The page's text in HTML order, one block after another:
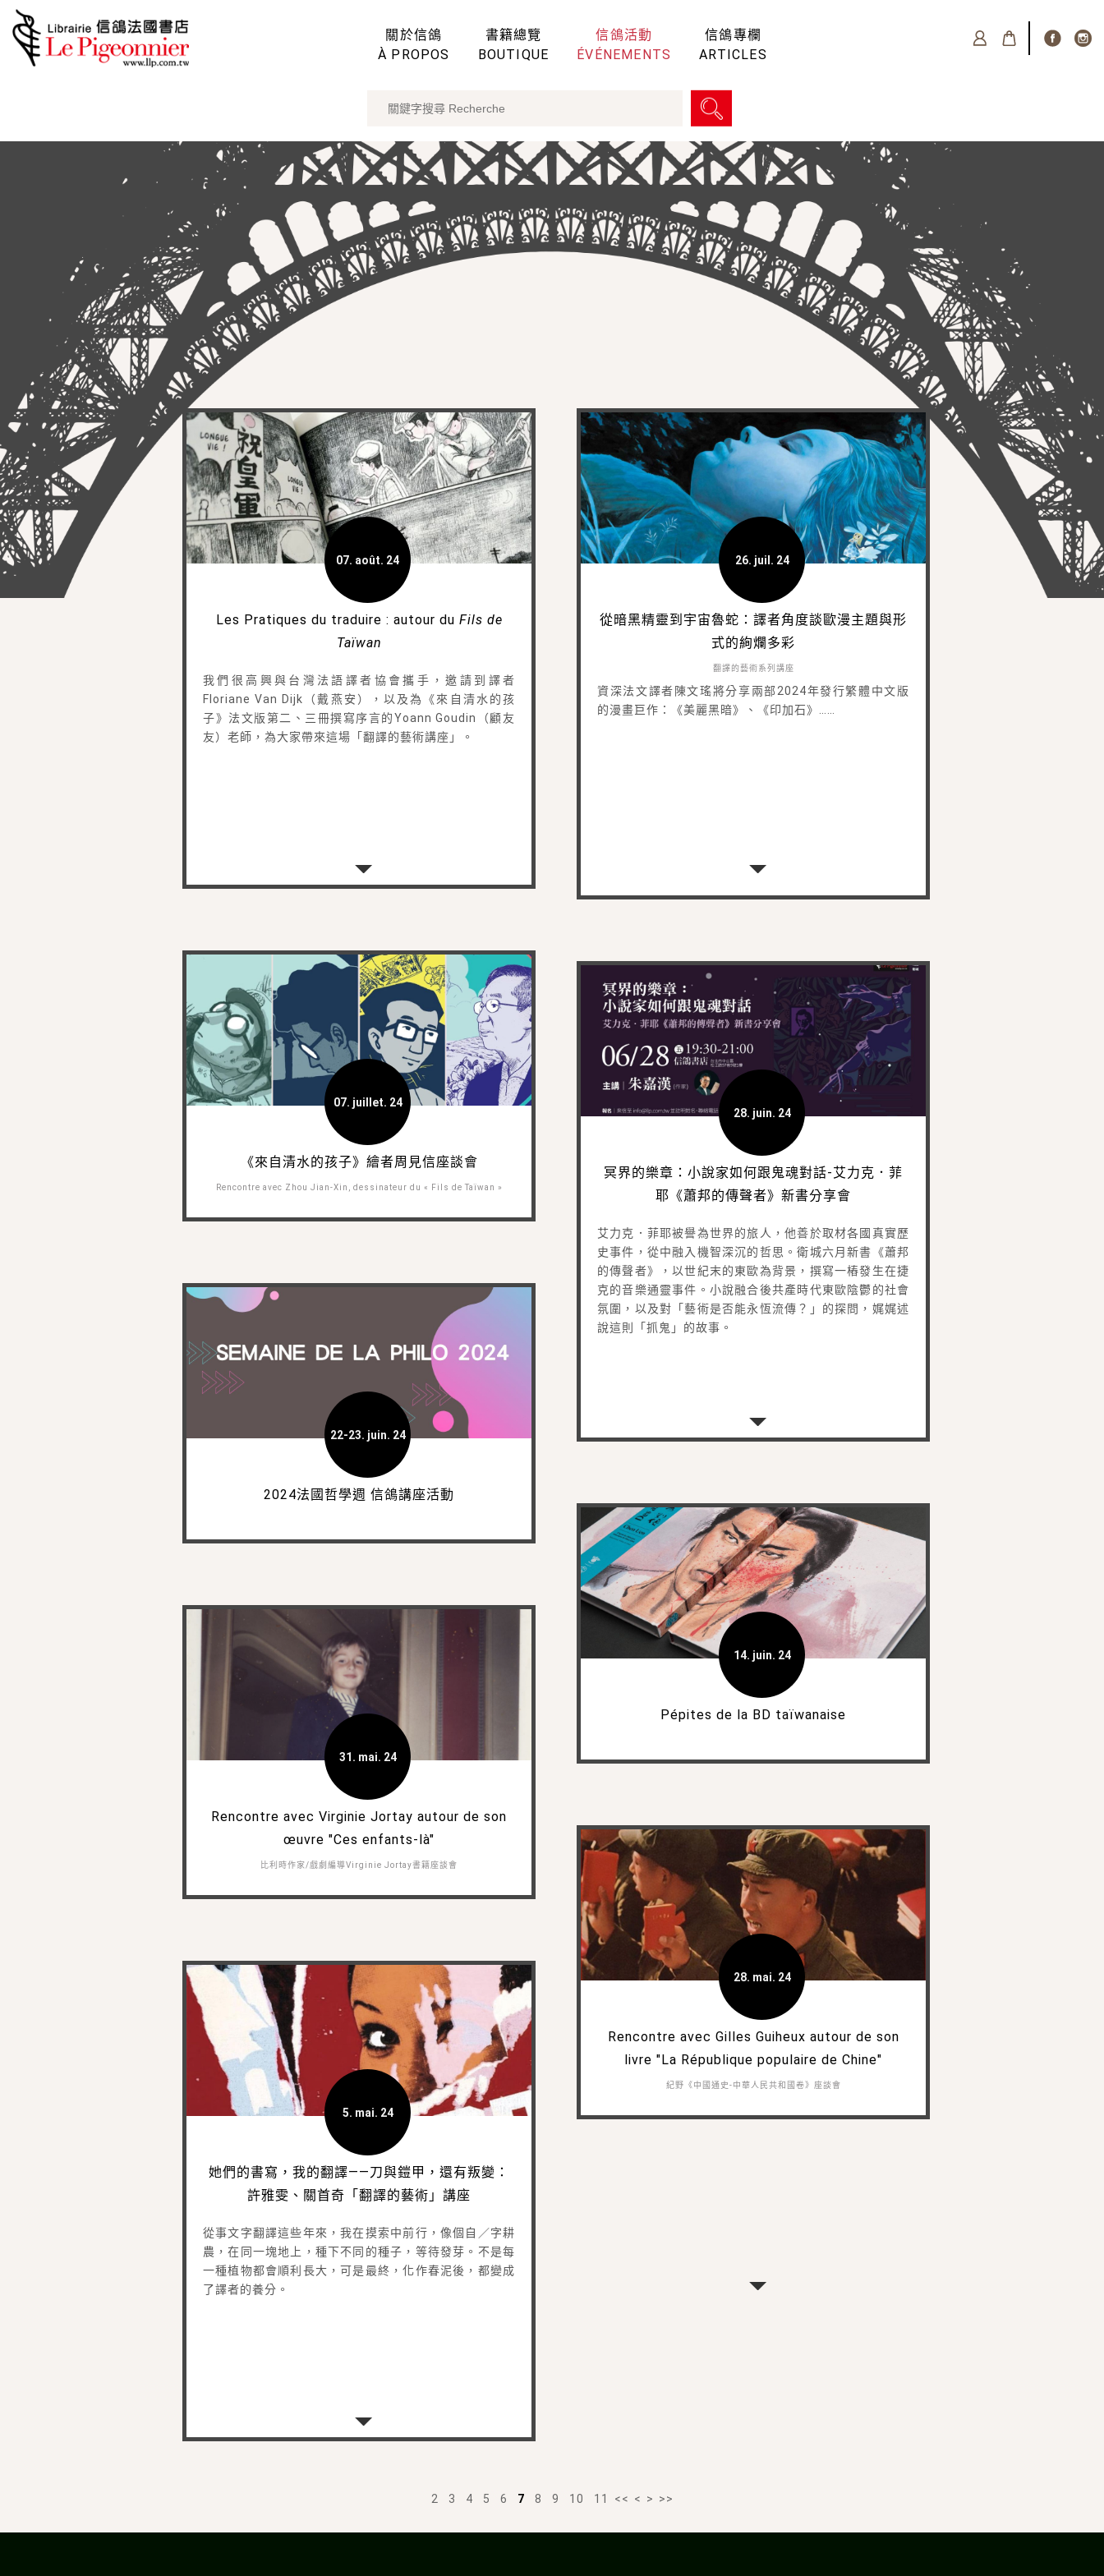
關於信鴿
À PROPOS
書籍總覽
BOUTIQUE
信鴿活動
ÉVÉNEMENTS
信鴿專欄
ARTICLES
07. août. 24
Les Pratiques du traduire : autour du Fils de
Taïwan
我們很高興與台灣法語譯者協會攜手，邀請到譯者
Floriane Van Dijk（戴燕安），以及為《來自清水的孩
子》法文版第二、三冊撰寫序言的Yoann Goudin（顧友
友）老師，為大家帶來這場「翻譯的藝術講座」。
26. juil. 24
從暗黑精靈到宇宙魯蛇：譯者角度談歐漫主題與形
式的絢爛多彩
翻譯的藝術系列講座
資深法文譯者陳文瑤將分享兩部2024年發行繁體中文版
的漫畫巨作：《美麗黑暗》、《印加石》……
07. juillet. 24
《來自清水的孩子》繪者周見信座談會
Rencontre avec Zhou Jian-Xin, dessinateur du « Fils de Taïwan »
28. juin. 24
冥界的樂章：小說家如何跟鬼魂對話-艾力克．菲
耶《蕭邦的傳聲者》新書分享會
艾力克．菲耶被譽為世界的旅人，他善於取材各國真實歷
史事件，從中融入機智深沉的哲思。衛城六月新書《蕭邦
的傳聲者》，以世紀末的東歐為背景，撰寫一樁發生在捷
克的音樂通靈事件。小說融合後共產時代東歐陰鬱的社會
氛圍，以及對「藝術是否能永恆流傳？」的探問，娓娓述
說這則「抓鬼」的故事。
22-23. juin. 24
2024法國哲學週 信鴿講座活動
14. juin. 24
Pépites de la BD taïwanaise
31. mai. 24
Rencontre avec Virginie Jortay autour de son
œuvre "Ces enfants-là"
比利時作家/戲劇編導Virginie Jortay書籍座談會
28. mai. 24
Rencontre avec Gilles Guiheux autour de son
livre "La République populaire de Chine"
紀野《中國通史-中華人民共和國卷》座談會
5. mai. 24
她們的書寫，我的翻譯——刀與鎧甲，還有叛變：
許雅雯、關首奇「翻譯的藝術」講座
從事文字翻譯這些年來，我在摸索中前行，像個自／字耕
農，在同一塊地上，種下不同的種子，等待發芽。不是每
一種植物都會順利長大，可是最終，化作春泥後，都變成
了譯者的養分。
2 3 4 5 6 7 8 9 10 11 << < > >>